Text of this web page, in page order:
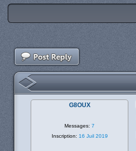
G8OUX
Messages: 7
Inscription: 16 Juil 2019